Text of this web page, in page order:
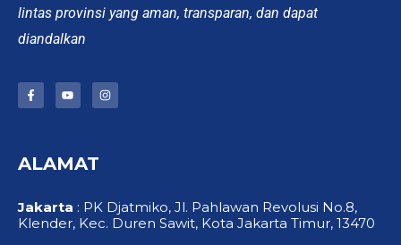
lintas provinsi yang aman, transparan, dan dapat
diandalkan
F
a
o
o
Y
o
b
e
I
n
ALAMAT
Jakarta : PK Djatmiko, Jl. Pahlawan Revolusi No.8,
Klender, Kec. Duren Sawit, Kota Jakarta Timur, 13470